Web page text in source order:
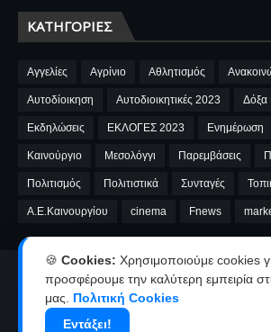
ΚΑΤΗΓΟΡΊΕΣ
Αγγελίες Αγρίνιο Αθλητισμός
Αυτοδίοικηση Αυτοδιοικητικές 2023 Δόξα
Εκδηλώσεις ΕΚΛΟΓΕΣ 2023 Ενημέρωση
Καινούργιο Μεσολόγγι Παρεμβάσεις
Πολιτισμός Πολιτιστικά Συνταγές
A.E.Καινουργίου cinema Fnews
Αρχική Ταυτότητα
Όροι χρήσης-
Επικοινωνία-Διαφήμιση
🍪 Cookies: Χρησιμοποιούμε cookies
προσφέρουμε την καλύτερη εμπειρία
μας. Πολιτική Cookies
Εντάξει!